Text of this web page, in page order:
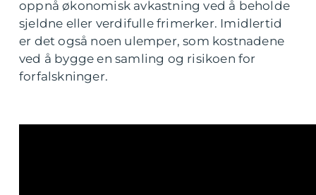
oppnå økonomisk avkastning ved å beholde
sjeldne eller verdifulle frimerker. Imidlertid
er det også noen ulemper, som kostnadene
ved å bygge en samling og risikoen for
forfalskninger.